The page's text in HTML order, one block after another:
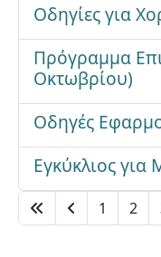
Οδηγίες για
Πρόγραμμα
Οκτωβρίου)
Οδηγές
Εγκύκλιος
1 2